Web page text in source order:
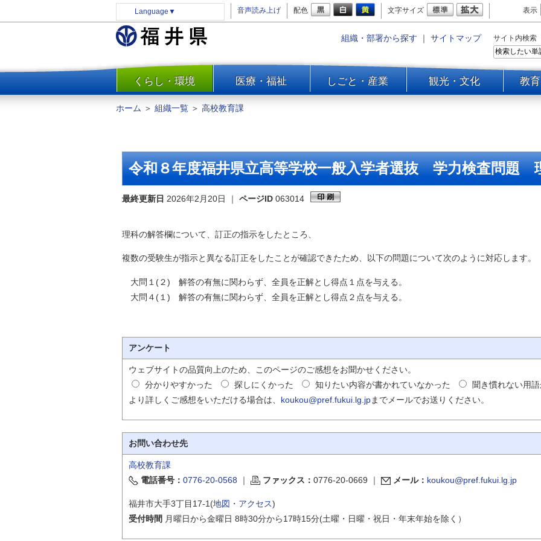
Language ▼ 音声読み上げ 配色 文字サイズ 表示
組織・部署から探す ｜ サイトマップ サイト内検索
一覧
くらし・環境 医療・福祉 しごと・産業 観光・文化 教
防災
水道・エネルギー
住まい・土地
環境問題・廃棄物対策・リサ
イクル
河川・砂防・港湾
自然
ホーム ＞ 組織一覧 ＞ 高校教育課
令和８年度福井県立高等学校一般入学者選抜 学力検査問題
最終更新日 2026年2月20日 ｜ ページID 063014
理科の解答欄について、訂正の指示をしたところ、
複数の受験生が指示と異なる訂正をしたことが確認できたため、以下の問題について次のように対応します。
大問１(２) 解答の有無に関わらず、全員を正解とし得点１点を与える。
大問４(１) 解答の有無に関わらず、全員を正解とし得点２点を与える。
アンケート
ウェブサイトの品質向上のため、このページのご感想をお聞かせください。
分かりやすかった
探しにくかった 知りたい内容が書かれていなかった
聞き慣れない用
より詳しくご感想をいただける場合は、 koukou@pref.fukui.lg.jpまでメールでお送りください。
お問い合わせ先
高校教育課
電話番号： 0776-20-0568 ｜ ファックス： 0776-20-0669 ｜ メール： koukou@pref.fukui.lg.jp
福井市大手3丁目17-1(地図・アクセス)
受付時間 月曜日から金曜日 8時30分から17時15分(土曜・日曜・祝日・年末年始を除く）